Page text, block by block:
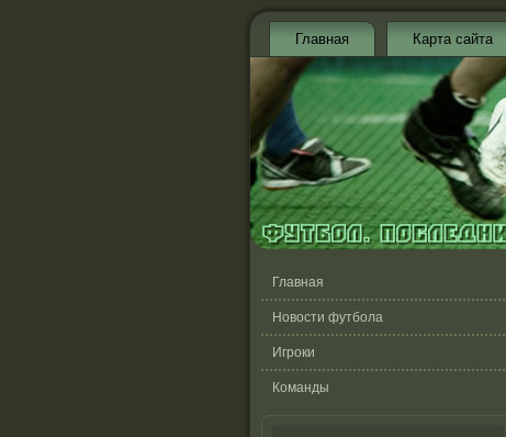
Главная Карта сайта
Главная
Новости футбола
Игроки
Команды